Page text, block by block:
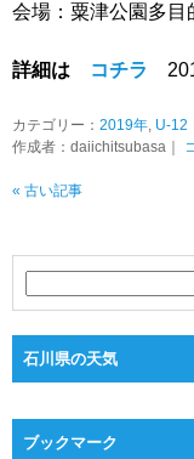
会場：粟津公園多目
詳細は コチラ
カテゴリー： 2019年, U-12
作成者：daiichitsubasa｜
« 古い記事
石川県の天気
ブックマーク